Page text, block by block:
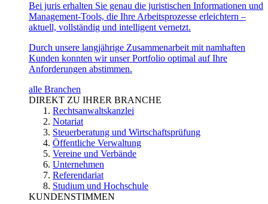
Bei juris erhalten Sie genau die juristischen Informationen und
Management-Tools, die Ihre Arbeitsprozesse erleichtern –
aktuell, vollständig und intelligent vernetzt.
Durch unsere langjährige Zusammenarbeit mit namhaften
Kunden konnten wir unser Portfolio optimal auf Ihre
Anforderungen abstimmen.
alle Branchen
DIREKT ZU IHRER BRANCHE
Rechtsanwaltskanzlei
Notariat
Steuerberatung und Wirtschaftsprüfung
Öffentliche Verwaltung
Vereine und Verbände
Unternehmen
Referendariat
Studium und Hochschule
KUNDENSTIMMEN